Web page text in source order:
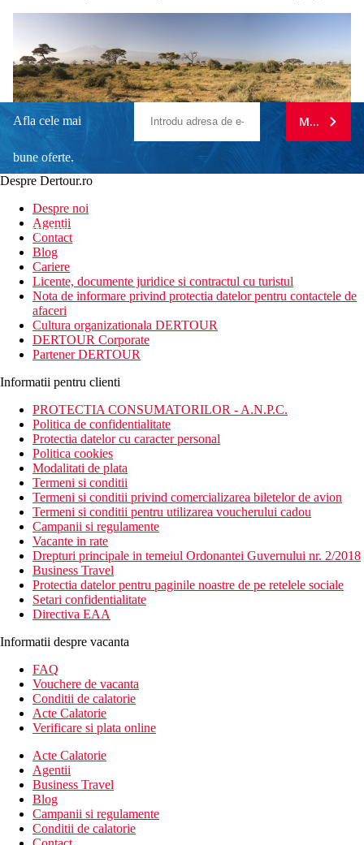
Afla cele mai
bune oferte.
newsletter!
MA
Despre Dertour.ro
Despre noi
Agentii
Contact
Blog
Cariere
Licente, documente juridice si contractul cu turistul
Nota de informare privind protectia datelor pentru contactele de
afaceri
Cultura organizationala DERTOUR
DERTOUR Corporate
Partener DERTOUR
Informatii pentru clienti
PROTECTIA CONSUMATORILOR - A.N.P.C.
Politica de confidentialitate
Protectia datelor cu caracter personal
Politica cookies
Modalitati de plata
Termeni si conditii
Termeni si conditii privind comercializarea biletelor de avion
Termeni si conditii pentru utilizarea voucherului cadou
Campanii si regulamente
Vacante in rate
Drepturi principale in temeiul Ordonantei Guvernului nr. 2/2018
Business Travel
Protectia datelor pentru paginile noastre de pe retelele sociale
Setari confidentialitate
Directiva EAA
Informatii despre vacanta
FAQ
Vouchere de vacanta
Conditii de calatorie
Acte Calatorie
Verificare si plata online
Acte Calatorie
Agentii
Business Travel
Blog
Campanii si regulamente
Conditii de calatorie